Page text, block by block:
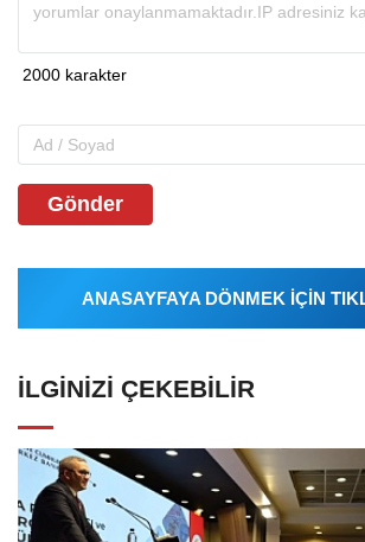
Gönder
ANASAYFAYA DÖNMEK İÇİN
İLGINIZI ÇEKEBILIR